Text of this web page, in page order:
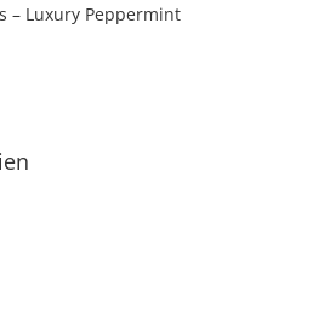
– Luxury Peppermint